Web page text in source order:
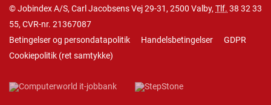
© Jobindex A/S, Carl Jacobsens Vej 29-31, 2500 Valby, Tlf. 38 32 33
55, CVR-nr. 21367087
Betingelser og persondatapolitik
Handelsbetingelser
GDPR
Cookiepolitik (ret samtykke)